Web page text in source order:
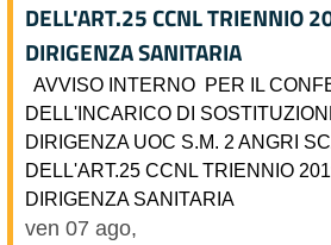
DELL'ART.25 CCNL TRIENNIO
DIRIGENZA SANITARIA
AVVISO INTERNO PER IL
DELL'INCARICO DI
DIRIGENZA UOC S.M. 2 ANGRI
DELL'ART.25 CCNL TRIENNIO
DIRIGENZA SANITARIA
ven 07 ago,